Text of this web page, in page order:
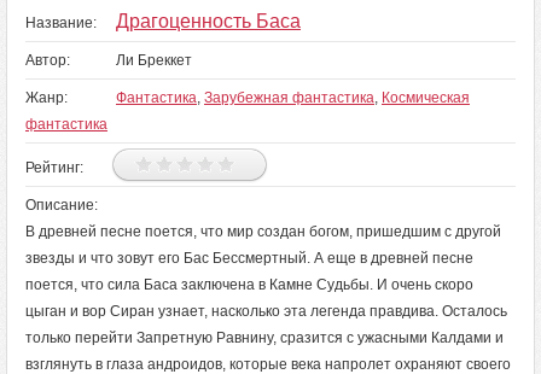
Название: Драгоценность Баса
Автор: Ли Бреккет
Жанр: Фантастика, Зарубежная фантастика, Космическая
фантастика
Рейтинг:
Описание:
В древней песне поется, что мир создан богом, пришедшим с другой
звезды и что зовут его Бас Бессмертный. А еще в древней песне
поется, что сила Баса заключена в Камне Судьбы. И очень скоро
цыган и вор Сиран узнает, насколько эта легенда правдива. Осталось
только перейти Запретную Равнину, сразится с ужасными Калдами и
взглянуть в глаза андроидов, которые века напролет охраняют своего